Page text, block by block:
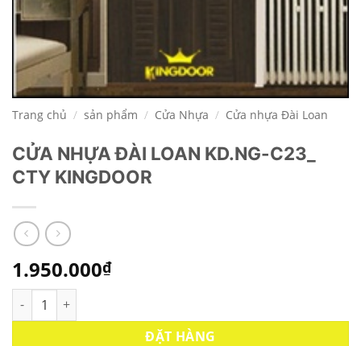
Trang chủ / sản phẩm / Cửa Nhựa / Cửa nhựa Đài Loan
CỬA NHỰA ĐÀI LOAN KD.NG-C23_
CTY KINGDOOR
1.950.000₫
CỬA NHỰA ĐÀI LOAN KD.NG-C23_ CTY KINGDOOR số lượng
ĐẶT HÀNG